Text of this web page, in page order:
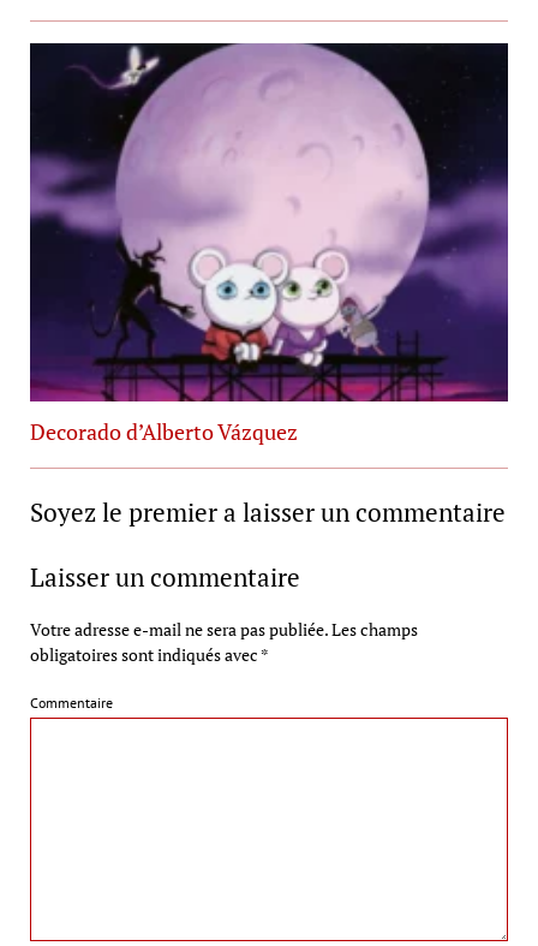
Decorado d’Alberto Vázquez
Soyez le premier a laisser un commentaire
Laisser un commentaire
Votre adresse e-mail ne sera pas publiée.Les champs
obligatoires sont indiqués avec *
Commentaire